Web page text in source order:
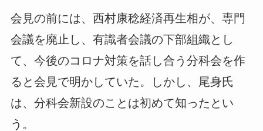
会見の前には、西村康稔経済再生相が、専門
会議を廃止し、有識者会議の下部組織とし
て、今後のコロナ対策を話し合う分科会を作
ると会見で明かしていた。しかし、尾身氏
は、分科会新設のことは初めて知ったとい
う。